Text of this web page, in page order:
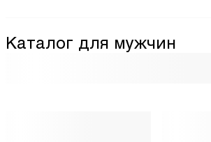
Каталог для мужчин